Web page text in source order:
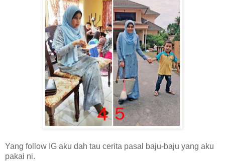
Yang follow IG aku dah tau cerita pasal baju-baju yang aku
pakai ni.